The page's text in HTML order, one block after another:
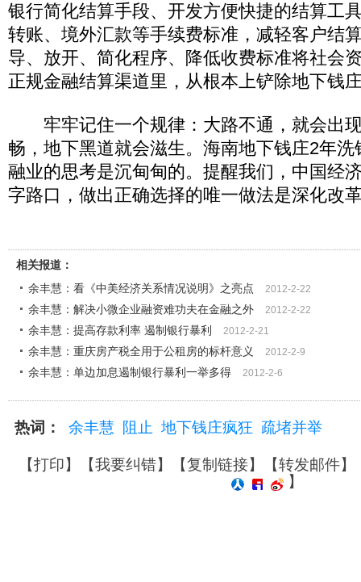
银行简化结算手段、开发方便快捷的结算工
转账、境外汇款等手续费标准，减轻客户结
导、放开、简化程序、降低收费标准将社会
正规金融结算渠道里，从根本上铲除地下钱
牢牢记住一个规律：大路不通，就会出
畅，地下黑道就会滋生。海南地下钱庄2年
融业的思考是沉甸甸的。提醒我们，中国经
字路口，做出正确选择的唯一做法是深化改
相关报道：
余丰慧：看《中美经济关系情况说明》之亮点
2012-2-22
余丰慧：解决小微企业融资难功夫在金融之外 2012-2-22
余丰慧：提高存款利率 遏制银行暴利 2012-2-21
余丰慧：重庆房产税全用于公租房的标杆意义 2012-2-9
余丰慧：单边加息遏制银行暴利一举多得 2012-2-6
热词： 余丰慧 阻止 地下钱庄疯狂 疏堵并举
【打印】【我要纠错】【复制链接】【转发邮件】
】